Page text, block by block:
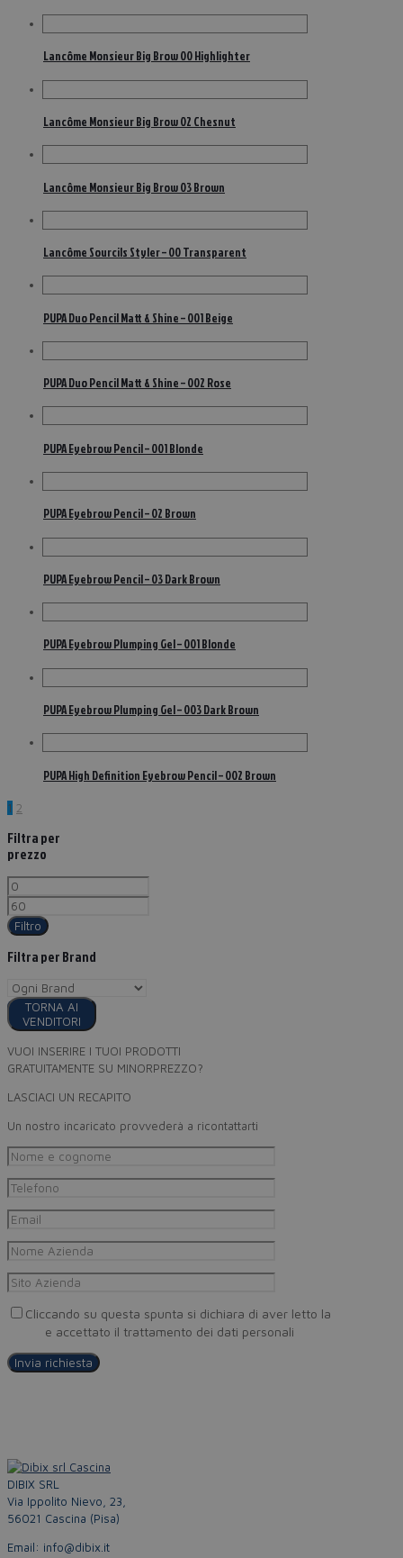
Lancôme Monsieur Big Brow 00 Highlighter
Lancôme Monsieur Big Brow 02 Chesnut
Lancôme Monsieur Big Brow 03 Brown
Lancôme Sourcils Styler – 00 Transparent
PUPA Duo Pencil Matt & Shine – 001 Beige
PUPA Duo Pencil Matt & Shine – 002 Rose
PUPA Eyebrow Pencil – 001 Blonde
PUPA Eyebrow Pencil – 02 Brown
PUPA Eyebrow Pencil – 03 Dark Brown
PUPA Eyebrow Plumping Gel – 001 Blonde
PUPA Eyebrow Plumping Gel – 003 Dark Brown
PUPA High Definition Eyebrow Pencil – 002 Brown
1 2
Filtra per
prezzo
Filtro
Filtra per Brand
TORNA AI
VENDITORI
VUOI INSERIRE I TUOI PRODOTTI
GRATUITAMENTE SU MINORPREZZO?
LASCIACI UN RECAPITO
Un nostro incaricato provvederà a ricontattarti
Cliccando su questa spunta si dichiara di aver letto la
e accettato il trattamento dei dati personali
DIBIX SRL
Via Ippolito Nievo, 23,
56021 Cascina (Pisa)
Email: info@dibix.it